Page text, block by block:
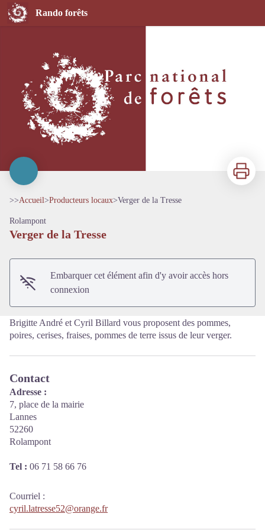
Rando forêts
Verger de la Tresse
Imprimer
>>Accueil>Producteurs locaux>Verger de la Tresse
Rolampont
Verger de la Tresse
Embarquer cet élément afin d'y avoir accès hors
connexion
Brigitte André et Cyril Billard vous proposent des pommes,
poires, cerises, fraises, pommes de terre issus de leur verger.
Contact
Adresse :
7, place de la mairie
Lannes
52260
Rolampont
Tel : 06 71 58 66 76
Courriel :
cyril.latresse52@orange.fr